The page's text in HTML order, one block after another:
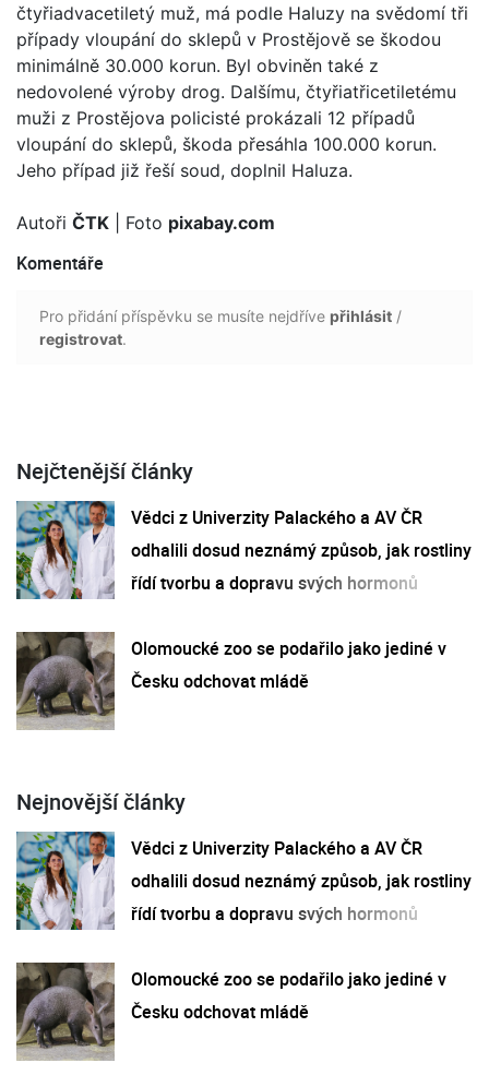
čtyřiadvacetiletý muž, má podle Haluzy na svědomí tři
případy vloupání do sklepů v Prostějově se škodou
minimálně 30.000 korun. Byl obviněn také z
nedovolené výroby drog. Dalšímu, čtyřiatřicetiletému
muži z Prostějova policisté prokázali 12 případů
vloupání do sklepů, škoda přesáhla 100.000 korun.
Jeho případ již řeší soud, doplnil Haluza.
Autoři ČTK | Foto pixabay.com
Komentáře
Pro přidání příspěvku se musíte nejdříve přihlásit /
registrovat.
Nejčtenější články
Vědci z Univerzity Palackého a AV ČR
odhalili dosud neznámý způsob, jak rostliny
řídí tvorbu a dopravu svých hormonů
Olomoucké zoo se podařilo jako jediné v
Česku odchovat mládě
Nejnovější články
Vědci z Univerzity Palackého a AV ČR
odhalili dosud neznámý způsob, jak rostliny
řídí tvorbu a dopravu svých hormonů
Olomoucké zoo se podařilo jako jediné v
Česku odchovat mládě